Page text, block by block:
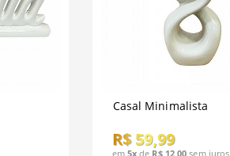
Casal Minimalista
R$ 59,99
em 5x de R$ 12,00 sem juros